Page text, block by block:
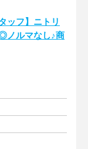
ッフ】ニトリ
ノルマなし♪商